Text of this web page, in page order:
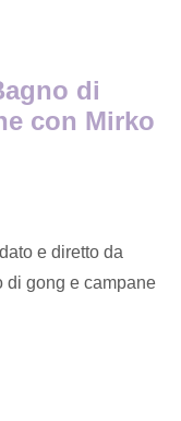
di
con Mirko
e diretto da
di gong e campane